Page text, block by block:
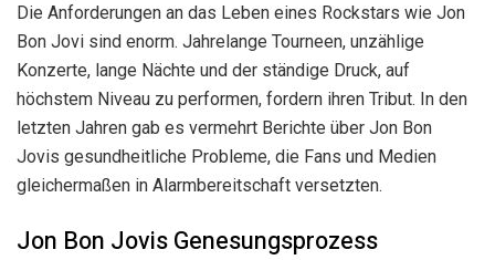
Die Anforderungen an das Leben eines Rockstars wie Jon
Bon Jovi sind enorm. Jahrelange Tourneen, unzählige
Konzerte, lange Nächte und der ständige Druck, auf
höchstem Niveau zu performen, fordern ihren Tribut. In den
letzten Jahren gab es vermehrt Berichte über Jon Bon
Jovis gesundheitliche Probleme, die Fans und Medien
gleichermaßen in Alarmbereitschaft versetzten.
Jon Bon Jovis Genesungsprozess